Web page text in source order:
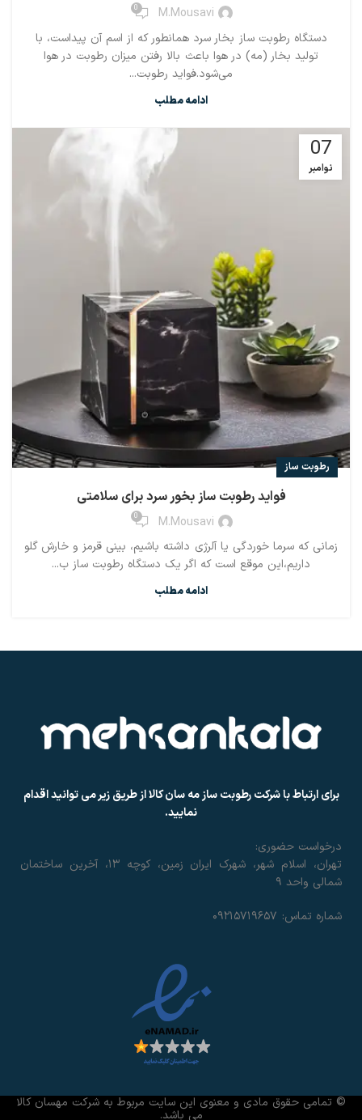
M.mousavi
0
دستگاه رطوبت ساز بخار سرد همانطور که از اسم آن پیداست، با
تولید بخار (مه) در هوا باعث بالا رفتن میزان رطوبت در هوا
می‌شود.فواید رطوبت...
ادامه مطلب
07
نوامبر
رطوبت ساز
فواید رطوبت ساز بخور سرد برای سلامتی
M.mousavi
0
زمانی که سرما خوردگی یا آلرژی داشته باشیم، بینی قرمز و خارش گلو
داریم،این موقع است که اگر یک دستگاه رطوبت ساز ب...
ادامه مطلب
برای ارتباط با شرکت رطوبت ساز مه سان کالا از طریق زیر می توانید اقدام
نمایید.
درخواست حضوری:
تهران، اسلام شهر، شهرک ایران زمین، کوچه ۱۳، آخرین ساختمان
شمالی واحد ۹
شماره تماس: ۰۹۲۱۵۷۱۹۶۵۷
© تمامی حقوق مادی و معنوی این سایت مربوط به شرکت مهسان کالا
می باشد.